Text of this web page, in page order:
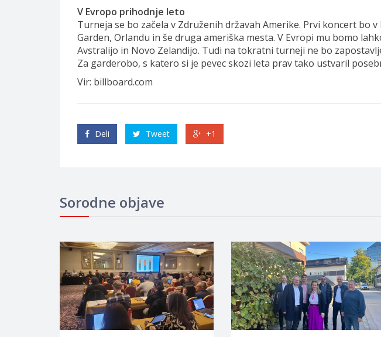
V Evropo prihodnje leto
Turneja se bo začela v Združenih državah Amerike. Prvi koncert bo
Garden, Orlandu in še druga ameriška mesta. V Evropi mu bomo
Avstralijo in Novo Zelandijo. Tudi na tokratni turneji ne bo
Za garderobo, s katero si je pevec skozi leta prav tako ustvaril
Vir: billboard.com
Deli Tweet +1
Sorodne objave